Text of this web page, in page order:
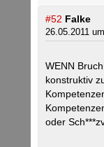
#52 Falke
26.05.2011
WENN
konstruktiv
oder